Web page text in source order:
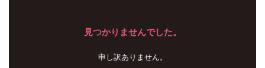
見つかりませんでした。
申し訳ありません。